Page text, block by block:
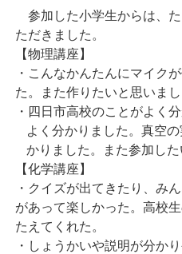
参加した小学生からは、
ただきました。
【物理講座】
・こんなかんたんにマイク
た。また作りたいと思いまし
・四日市高校のことがよく
よく分かりました。真空
かりました。また参加した
【化学講座】
・クイズが出てきたり、み
があって楽しかった。高校
たえてくれた。
・しょうかいや説明が分か